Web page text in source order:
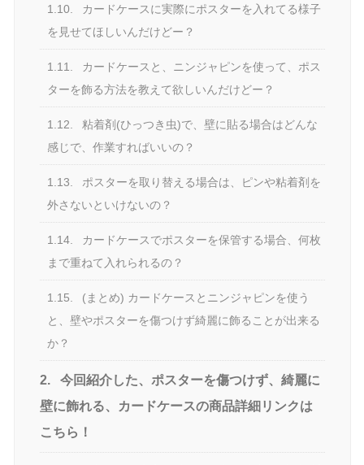
1.10.
カードケースに実際にポスターを入れてる様子
を見せてほしいんだけどー？
1.11.
カードケースと、ニンジャピンを使って、ポス
ターを飾る方法を教えて欲しいんだけどー？
1.12.
粘着剤(ひっつき虫)で、壁に貼る場合はどんな
感じで、作業すればいいの？
1.13.
ポスターを取り替える場合は、ピンや粘着剤を
外さないといけないの？
1.14.
カードケースでポスターを保管する場合、何枚
まで重ねて入れられるの？
1.15.
(まとめ) カードケースとニンジャピンを使う
と、壁やポスターを傷つけず綺麗に飾ることが出来る
か？
2.
今回紹介した、ポスターを傷つけず、綺麗に
壁に飾れる、カードケースの商品詳細リンクは
こちら！